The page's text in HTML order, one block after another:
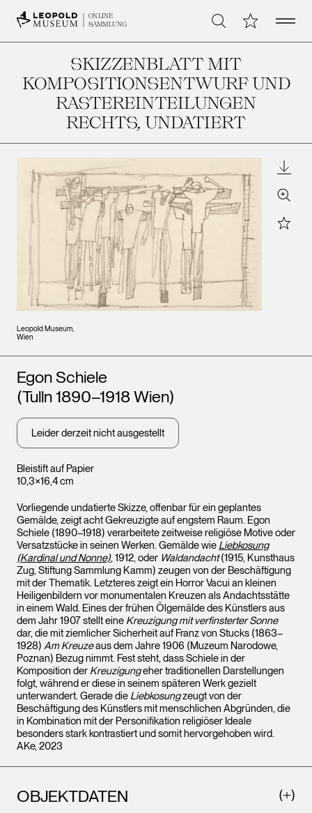
ONLINE
SAMMLUNG
Suche Meine Open
SKIZZENBLATT MIT
KOMPOSITIONSENTWURF UND
RASTEREINTEILUNGEN
RECHTS, UNDATIERT
Leopold Museum,
Wien
Zoom
Star
Bleistift auf Papier
10,3×16,4 cm
Künstler*innen
Egon Schiele
(Tulln 1890–1918 Wien)
Leider derzeit nicht ausgestellt
Vorliegende undatierte Skizze, offenbar für ein geplantes
Gemälde, zeigt acht Gekreuzigte auf engstem Raum. Egon
Schiele (1890–1918) verarbeitete zeitweise religiöse Motive oder
Versatzstücke in seinen Werken. Gemälde wie Liebkosung
(Kardinal und Nonne), 1912, oder Waldandacht(1915, Kunsthaus
Zug, Stiftung Sammlung Kamm) zeugen von der Beschäftigung
mit der Thematik. Letzteres zeigt ein Horror Vacui an kleinen
Heiligenbildern vor monumentalen Kreuzen als Andachtsstätte
in einem Wald. Eines der frühen Ölgemälde des Künstlers aus
dem Jahr 1907 stellt eine Kreuzigung mit verfinsterter Sonne
dar, die mit ziemlicher Sicherheit auf Franz von Stucks (1863–
1928) Am Kreuzeaus dem Jahre 1906 (Muzeum Narodowe,
Poznan) Bezug nimmt. Fest steht, dass Schiele in der
Komposition der Kreuzigungeher traditionellen Darstellungen
folgt, während er diese in seinem späteren Werk gezielt
unterwandert. Gerade die Liebkosungzeugt von der
Beschäftigung des Künstlers mit menschlichen Abgründen, die
in Kombination mit der Personifikation religiöser Ideale
besonders stark kontrastiert und somit hervorgehoben wird.
AKe, 2023
OBJEKTDATEN